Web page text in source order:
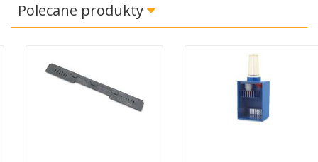
Polecane produkty